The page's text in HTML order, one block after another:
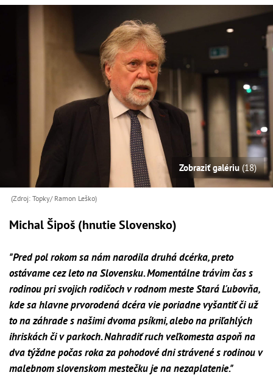
Zobraziť galériu (18)
(Zdroj: Topky/ Ramon Leško)
Michal Šipoš (hnutie Slovensko)
"Pred pol rokom sa nám narodila druhá dcérka, preto
ostávame cez leto na Slovensku. Momentálne trávim čas s
rodinou pri svojich rodičoch v rodnom meste Stará Ľubovňa,
kde sa hlavne prvorodená dcéra vie poriadne vyšantiť či už
to na záhrade s našimi dvoma psíkmi, alebo na priľahlých
ihriskách či v parkoch. Nahradiť ruch veľkomesta aspoň na
dva týždne počas roka za pohodové dni strávené s rodinou v
malebnom slovenskom mestečku je na nezaplatenie."